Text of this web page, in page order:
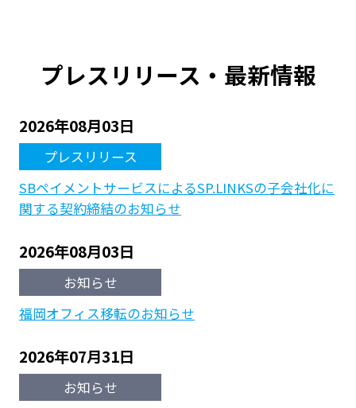
プレスリリース・最新情報
2026年08月03日
プレスリリース
SBペイメントサービスによるSP.LINKSの子会社化に
関する契約締結のお知らせ
2026年08月03日
お知らせ
福岡オフィス移転のお知らせ
2026年07月31日
お知らせ